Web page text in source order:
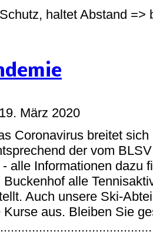
haltet Abstand =>
März 2020
Coronavirus breitet
der vom
alle Informationen dazu
alle
Auch unsere Ski-
Kurse aus. Bleiben Sie